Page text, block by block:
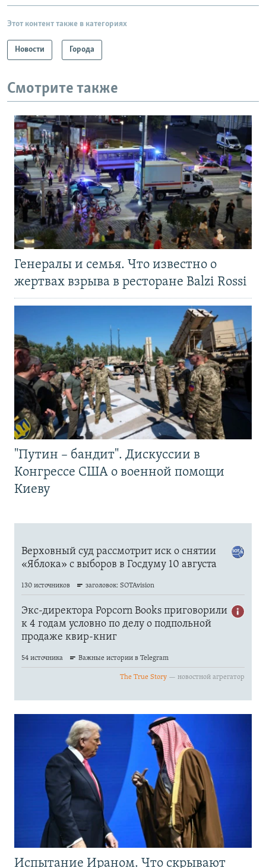
Этот контент также в категориях
Новости Города
Смотрите также
Генералы и семья. Что известно о
жертвах взрыва в ресторане Balzi Rossi
"Путин – бандит". Дискуссии в
Конгрессе США о военной помощи
Киеву
Испытание Ираном. Что скрывают